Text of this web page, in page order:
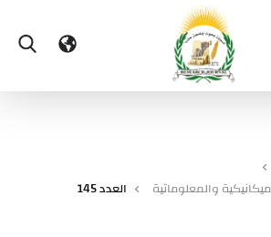
والمعلوماتية
العدد 145